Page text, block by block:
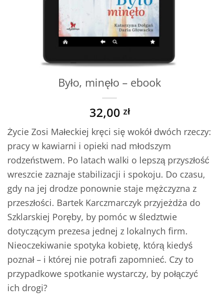
Było, minęło – ebook
32,00 zł
Życie Zosi Małeckiej kręci się wokół dwóch rzeczy:
pracy w kawiarni i opieki nad młodszym
rodzeństwem. Po latach walki o lepszą przyszłość
wreszcie zaznaje stabilizacji i spokoju. Do czasu,
gdy na jej drodze ponownie staje mężczyzna z
przeszłości. Bartek Karczmarczyk przyjeżdża do
Szklarskiej Poręby, by pomóc w śledztwie
dotyczącym prezesa jednej z lokalnych firm.
Nieoczekiwanie spotyka kobietę, którą kiedyś
poznał – i której nie potrafi zapomnieć. Czy to
przypadkowe spotkanie wystarczy, by połączyć
ich drogi?